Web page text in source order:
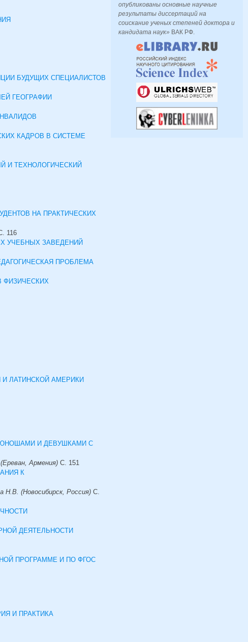
БУДУЩИХ СПЕЦИАЛИСТОВ
ГЕОГРАФИИ
КАДРОВ В СИСТЕМЕ
И ТЕХНОЛОГИЧЕСКИЙ
НА ПРАКТИЧЕСКИХ
116
УЧЕБНЫХ ЗАВЕДЕНИЙ
ИНДИВИДУАЛЬНАЯ ТРАЕ‏‏КТО‏РИЯ ПРО‏ФЕ‏‏ССИО‏НАЛЬНО‏ГО‏ РАЗВИТИЯ СТУДЕ‏‏НТО‏В КАК ПЕ‏‏ДАГО‏ГИЧЕ‏‏СКАЯ ПРО‏БЛЕ‏‏МА
ФИЗИЧЕСКИХ
ЛАТИНСКОЙ АМЕРИКИ
И ДЕВУШКАМИ С
Армения) С. 151
К
Н.В. (Новосибирск, Россия) С.
ДЕЯТЕЛЬНОСТИ
ПРОГРАММЕ И ПО ФГОС
И ПРАКТИКА
опубликованы основные научные
результаты диссертаций на
соискание ученых степеней доктора и
кандидата наук» ВАК РФ.